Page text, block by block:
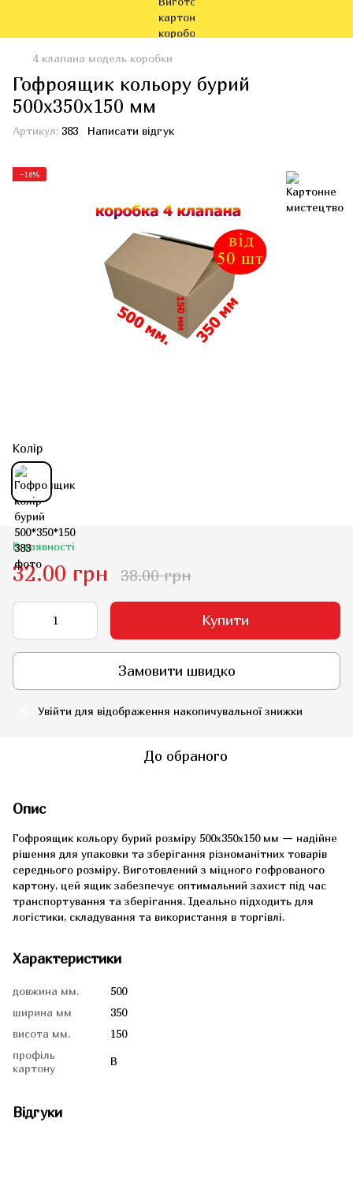
4 клапана модель коробки
Гофроящик кольору бурий
500x350x150 мм
Артикул: 383 Написати відгук
−16%
Колір
В наявності
32.00 грн 38.00 грн
Купити
Замовити швидко
Увійти для відображення накопичувальної знижки
До обраного
Опис
Гофроящик кольору бурий розміру 500x350x150 мм — надійне
рішення для упаковки та зберігання різноманітних товарів
середнього розміру. Виготовлений з міцного гофрованого
картону, цей ящик забезпечує оптимальний захист під час
транспортування та зберігання. Ідеально підходить для
логістики, складування та використання в торгівлі.
Характеристики
довжина мм.
500
ширина мм
350
висота мм.
150
профіль
картону
В
Відгуки